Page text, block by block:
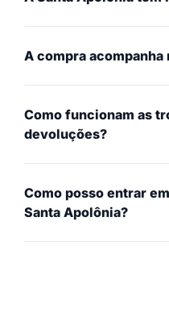
A compra
Como funcionam as
devoluções?
Como posso entrar
Santa Apolônia?